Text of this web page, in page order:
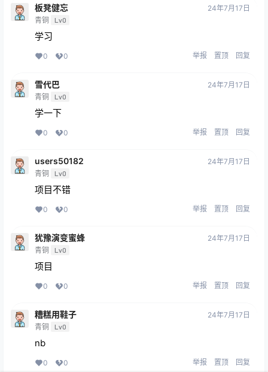
板凳健忘
青铜 Lv0
24年7月17日
学习
0 0 举报 置顶 回复
雪代巴
青铜 Lv0
24年7月17日
学一下
0 0 举报 置顶 回复
users50182
青铜 Lv0
24年7月17日
项目不错
0 0 举报 置顶 回复
犹豫演变蜜蜂
青铜 Lv0
24年7月17日
项目
0 0 举报 置顶 回复
糟糕用鞋子
青铜 Lv0
24年7月17日
nb
0 0 举报 置顶 回复